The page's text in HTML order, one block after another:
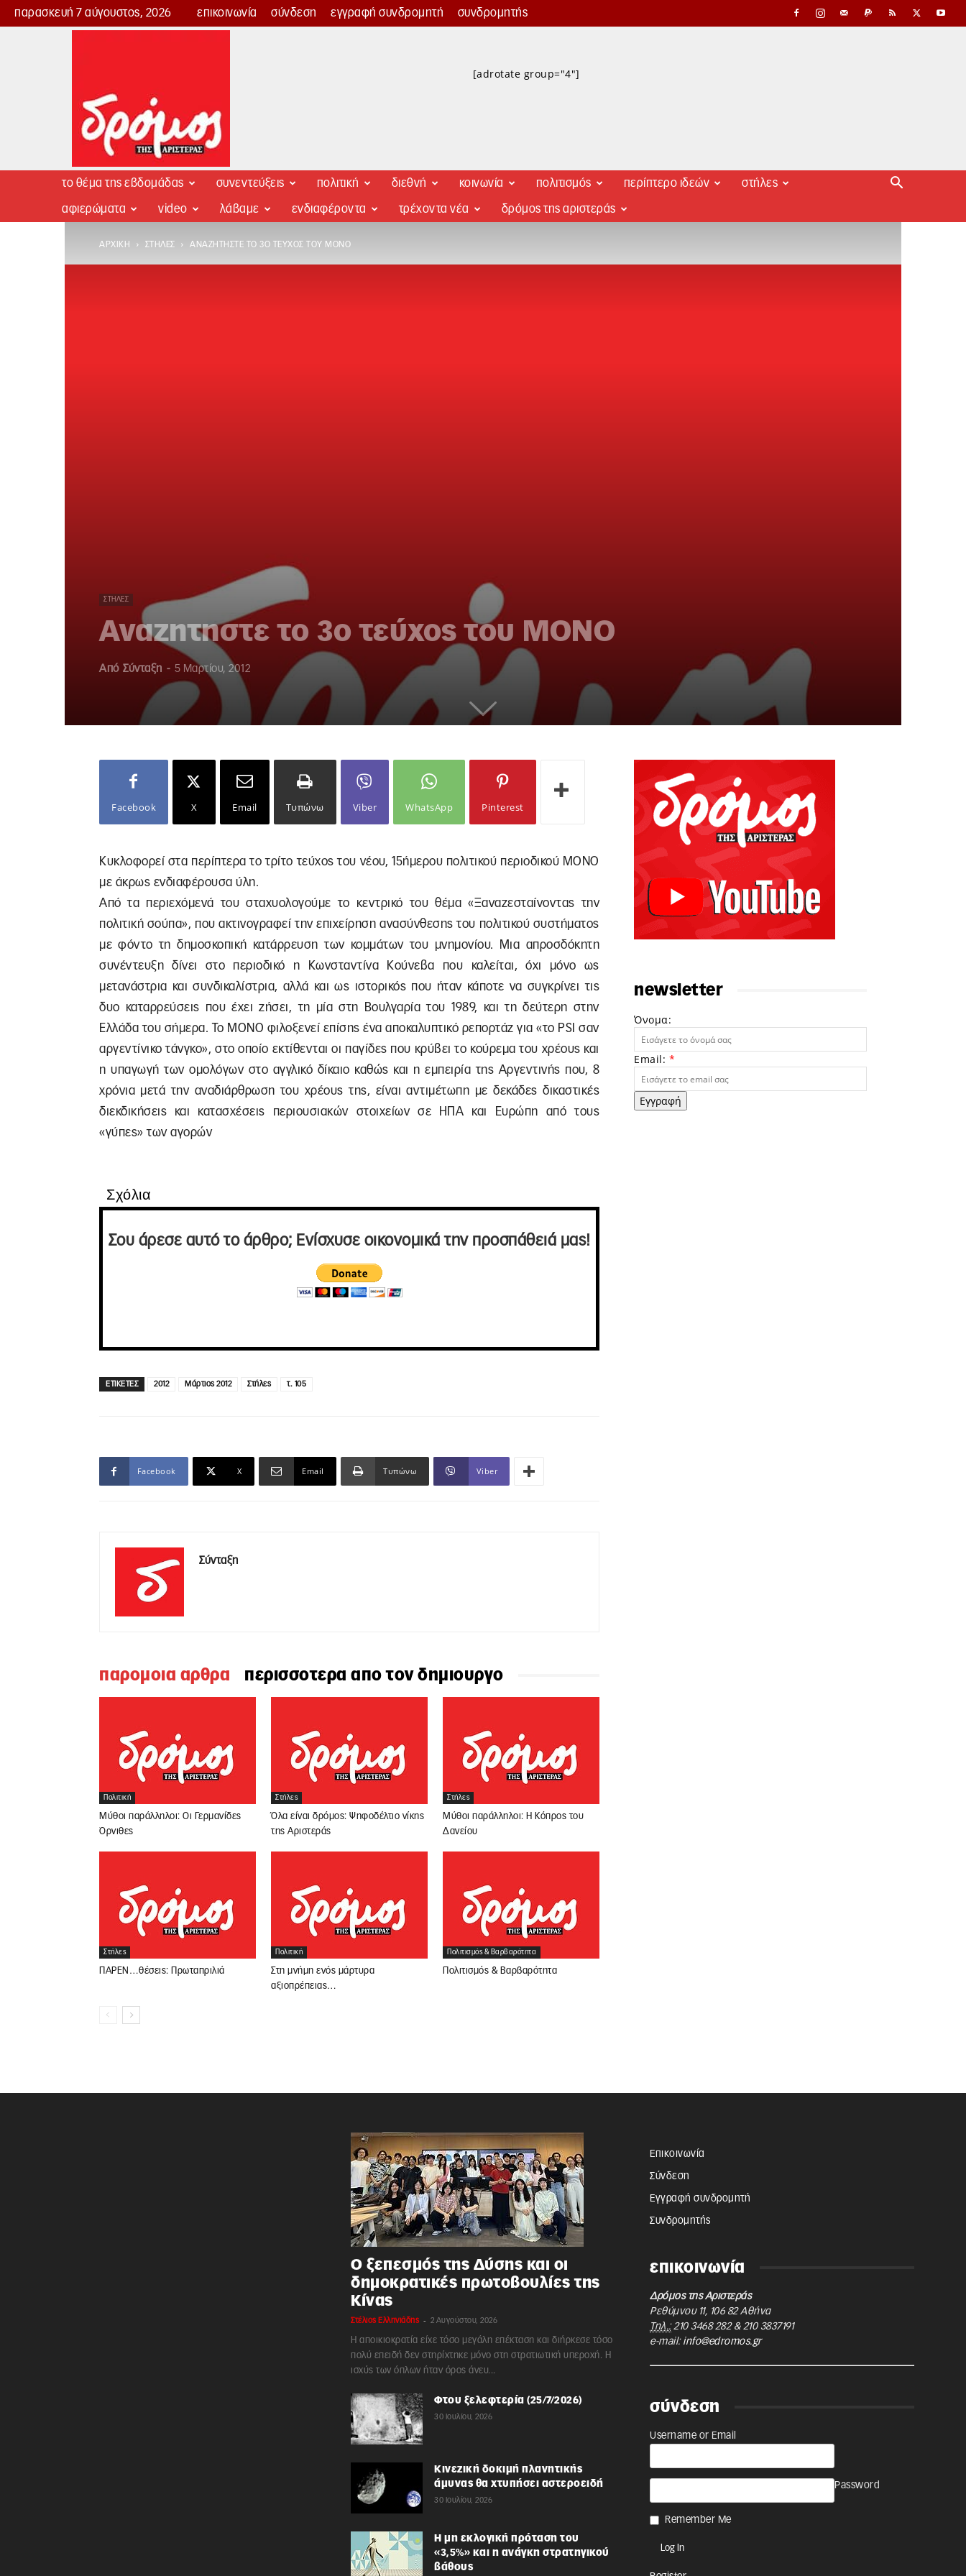
παρασκευή 7 αύγουστος, 2026 επικοινωνία σύνδεση εγγραφή συνδρομητή συνδρομητής
Δρόμος
[adrotate group="4"]
το θέμα της εβδομάδας συνεντεύξεις πολιτική διεθνή κοινωνία πολιτισμός περίπτερο ιδεών στήλες
αφιερώματα video λάβαμε ενδιαφέροντα τρέχοντα νέα δρόμος της αριστεράς
ΑΡΧΙΚΉ ΣΤΉΛΕΣ ΑΝΑΖΗΤΗΣΤΕ ΤΟ 3Ο ΤΕΎΧΟΣ ΤΟΥ ΜΟΝΟ
ΣΤΉΛΕΣ
Αναζητηστε το 3ο τεύχος του ΜΟΝΟ
Από Σύνταξη - 5 Μαρτίου, 2012
Facebook X Email Τυπώνω Viber WhatsApp Pinterest
Κυκλοφορεί στα περίπτερα το τρίτο τεύχος του νέου, 15ήμερου πολιτικού περιοδικού ΜΟΝΟ
με άκρως ενδιαφέρουσα ύλη.
Από τα περιεχόμενά του σταχυολογούμε το κεντρικό του θέμα «Ξαναζεσταίνοντας την
πολιτική σούπα», που ακτινογραφεί την επιχείρηση ανασύνθεσης του πολιτικού συστήματος
με φόντο τη δημοσκοπική κατάρρευση των κομμάτων του μνημονίου. Μια απροσδόκητη
συνέντευξη δίνει στο περιοδικό η Κωνσταντίνα Κούνεβα που καλείται, όχι μόνο ως
μετανάστρια και συνδικαλίστρια, αλλά και ως ιστορικός που ήταν κάποτε να συγκρίνει τις
δυο καταρρεύσεις που έχει ζήσει, τη μία στη Βουλγαρία του 1989, και τη δεύτερη στην
Ελλάδα του σήμερα. Το ΜΟΝΟ φιλοξενεί επίσης ένα αποκαλυπτικό ρεπορτάζ για «το PSI σαν
αργεντίνικο τάνγκο», στο οποίο εκτίθενται οι παγίδες που κρύβει το κούρεμα του χρέους και
η υπαγωγή των ομολόγων στο αγγλικό δίκαιο καθώς και η εμπειρία της Αργεντινής που, 8
χρόνια μετά την αναδιάρθρωση του χρέους της, είναι αντιμέτωπη με δεκάδες δικαστικές
διεκδικήσεις και κατασχέσεις περιουσιακών στοιχείων σε ΗΠΑ και Ευρώπη από τους
«γύπες» των αγορών
Σχόλια
Σου άρεσε αυτό το άρθρο; Ενίσχυσε οικονομικά την προσπάθειά μας!
ΕΤΙΚΕΤΕΣ 2012 Μάρτιος 2012 Στήλες τ. 105
Facebook X Email Τυπώνω Viber
Σύνταξη
παρομοια αρθρα περισσοτερα απο τον δημιουργο
Πολιτική
Μύθοι παράλληλοι: Οι Γερμανίδες
Όρνιθες
Στήλες
Όλα είναι δρόμος: Ψηφοδέλτιο νίκης
της Αριστεράς
Στήλες
Μύθοι παράλληλοι: Η Κόπρος του
Δανείου
Στήλες
ΠΑΡΕΝ…θέσεις: Πρωταπριλιά
Πολιτική
Στη μνήμη ενός μάρτυρα
αξιοπρέπειας…
Πολιτισμός & Βαρβαρότητα
Πολιτισμός & Βαρβαρότητα
newsletter
Όνομα:
Email: *
Εγγραφή
Ο ξεπεσμός της Δύσης και οι
δημοκρατικές πρωτοβουλίες της
Κίνας
Στέλιος Ελληνιάδης - 2 Αυγούστου, 2026
Η αποικιοκρατία είχε τόσο μεγάλη επέκταση και διήρκεσε τόσο
πολύ επειδή δεν στηρίχτηκε μόνο στη στρατιωτική υπεροχή. Η
ισχύς των όπλων ήταν όρος άνευ...
Φτου ξελεφτερία (25/7/2026)
30 Ιουλίου, 2026
Κινεζική δοκιμή πλανητικής
άμυνας θα χτυπήσει αστεροειδή
30 Ιουλίου, 2026
Η μη εκλογική πρόταση του
«3,5%» και η ανάγκη στρατηγικού
βάθους
Επικοινωνία
Σύνδεση
Εγγραφή συνδρομητή
Συνδρομητής
επικοινωνία
Δρόμος της Αριστεράς
Ρεθύμνου 11, 106 82 Αθήνα
Τηλ.: 210 3468 282& 210 3837191
e-mail: info@edromos.gr
σύνδεση
Username or Email
Password
Remember Me